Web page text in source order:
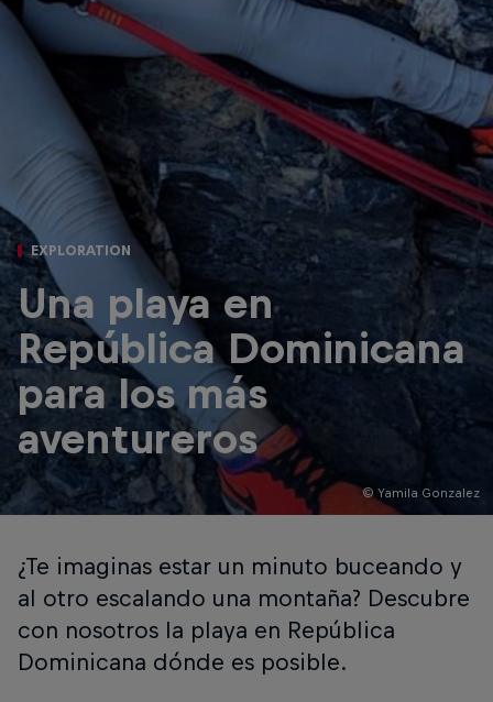
© Yamila Gonzalez
EXPLORATION
Una playa en
República Dominicana
para los más
aventureros
¿Te imaginas estar un minuto buceando y
al otro escalando una montaña? Descubre
con nosotros la playa en República
Dominicana dónde es posible.